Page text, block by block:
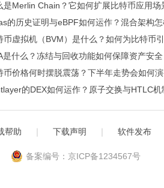
是Merlin Chain？它如何扩展比特币应用场
？
的历史证明与eBPF如何运作？混合架构
币虚拟机（BVM）是什么？如何为比特币
是什么？冻结与回收功能如何保障资产安全
币价格何时摆脱震荡？下半年走势会如何演
的DEX如何运作？原子交换与HTLC机
帮助 下载声明 软件发布
备案编号：京ICP备1234567号